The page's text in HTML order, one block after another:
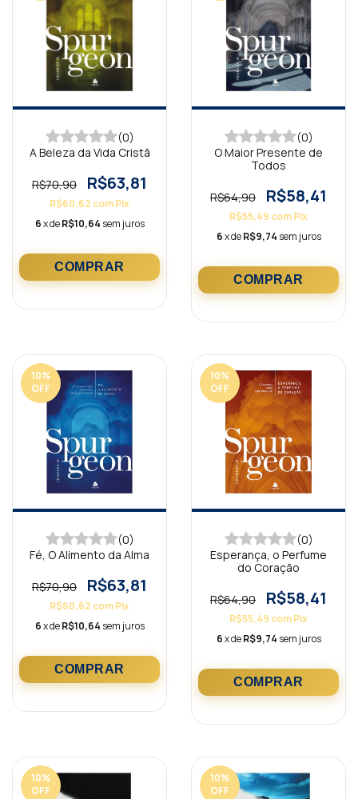
(0)
A Beleza da Vida Cristã
R$70,90 R$63,81
R$60,62 comPix
6x deR$10,64 sem juros
(0)
O Maior Presente de
Todos
R$64,90 R$58,41
R$55,49 comPix
6x deR$9,74 sem juros
10%
OFF
(0)
Fé, O Alimento da Alma
R$70,90 R$63,81
R$60,62 comPix
6x deR$10,64 sem juros
10%
OFF
(0)
Esperança, o Perfume
do Coração
R$64,90 R$58,41
R$55,49 comPix
6x deR$9,74 sem juros
10%
OFF
10%
OFF